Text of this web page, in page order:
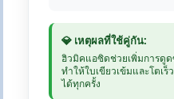
💎 เหตุผลที่ใช้คู่กัน:
ฮิวมิคแอซิดช่วยเพิ่มการดูด
ทำให้ใบเขียวเข้มและโตเ
ได้ทุกครั้ง